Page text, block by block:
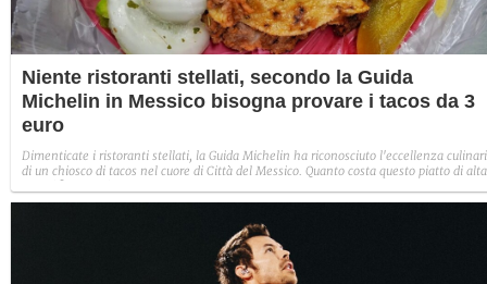
Niente ristoranti stellati, secondo la Guida
Michelin in Messico bisogna provare i tacos da 3
euro
Dimenticate i ristoranti stellati, la Guida Michelin ha riconosciuto l'eccellenza
di un chiosco di tacos nel cuore di Città del Messico. Quanto costa questo piatto di alta
qualità? Poco più di 3 euro.